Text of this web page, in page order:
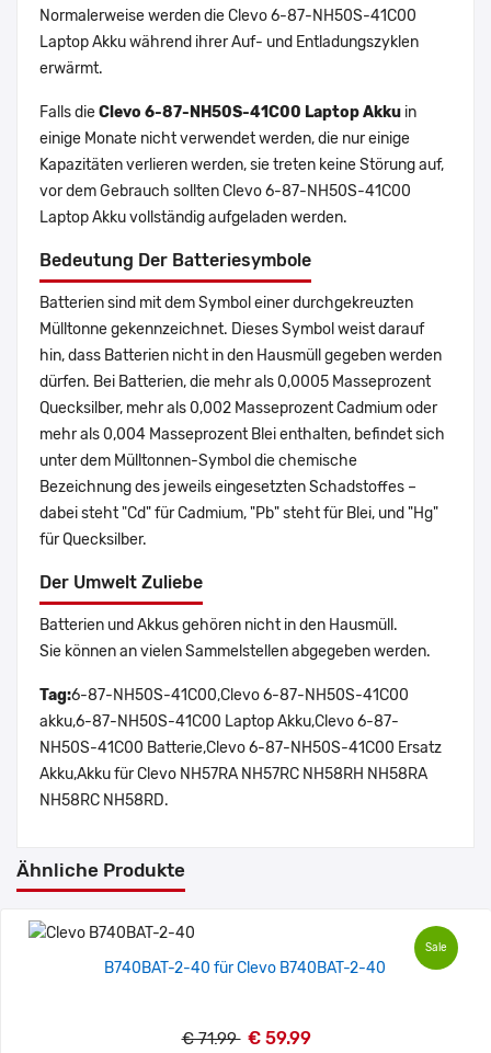
Normalerweise werden die Clevo 6-87-NH50S-41C00
Laptop Akku während ihrer Auf- und Entladungszyklen
erwärmt.
Falls dieClevo 6-87-NH50S-41C00 Laptop Akku in
einige Monate nicht verwendet werden, die nur einige
Kapazitäten verlieren werden, sie treten keine Störung auf,
vor dem Gebrauch sollten Clevo 6-87-NH50S-41C00
Laptop Akku vollständig aufgeladen werden.
Bedeutung Der Batteriesymbole
Batterien sind mit dem Symbol einer durchgekreuzten
Mülltonne gekennzeichnet. Dieses Symbol weist darauf
hin, dass Batterien nicht in den Hausmüll gegeben werden
dürfen. Bei Batterien, die mehr als 0,0005 Masseprozent
Quecksilber, mehr als 0,002 Masseprozent Cadmium oder
mehr als 0,004 Masseprozent Blei enthalten, befindet sich
unter dem Mülltonnen-Symbol die chemische
Bezeichnung des jeweils eingesetzten Schadstoffes –
dabei steht "Cd" für Cadmium, "Pb" steht für Blei, und "Hg"
für Quecksilber.
Der Umwelt Zuliebe
Batterien und Akkus gehören nicht in den Hausmüll.
Sie können an vielen Sammelstellen abgegeben werden.
Tag:6-87-NH50S-41C00,Clevo 6-87-NH50S-41C00
akku,6-87-NH50S-41C00 Laptop Akku,Clevo 6-87-
NH50S-41C00 Batterie,Clevo 6-87-NH50S-41C00 Ersatz
Akku,Akku für Clevo NH57RA NH57RC NH58RH NH58RA
NH58RC NH58RD.
Ähnliche Produkte
Sale
B740BAT-2-40 für Clevo B740BAT-2-40
€ 71.99 € 59.99